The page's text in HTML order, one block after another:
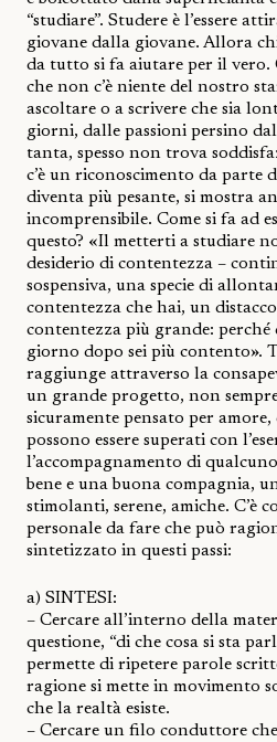
“studiare”. Studere è l’essere
giovane dalla giovane. Allora
da tutto si fa aiutare per il vero.
che non c’è niente del nostro
ascoltare o a scrivere che sia
giorni, dalle passioni persino
tanta, spesso non trova
c’è un riconoscimento da parte
diventa più pesante, si mostra
incomprensibile. Come si fa ad
questo? «Il metterti a studiare
desiderio di contentezza –
sospensiva, una specie di
contentezza che hai, un
contentezza più grande:
giorno dopo sei più contento».
raggiunge attraverso la
un grande progetto, non
sicuramente pensato per
possono essere superati con
l’accompagnamento di
bene e una buona compagnia,
stimolanti, serene, amiche. C’è
personale da fare che può
sintetizzato in questi passi:
a) SINTESI:
– Cercare all’interno della
questione, “di che cosa si sta
permette di ripetere parole
ragione si mette in movimento
che la realtà esiste.
– Cercare un filo conduttore